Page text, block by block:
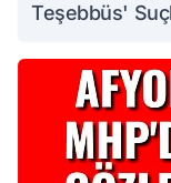
Teşebbüs'